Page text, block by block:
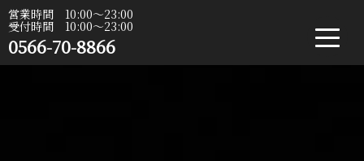
営業時間 10:00〜23:00
受付時間 10:00〜23:00
0566-70-8866